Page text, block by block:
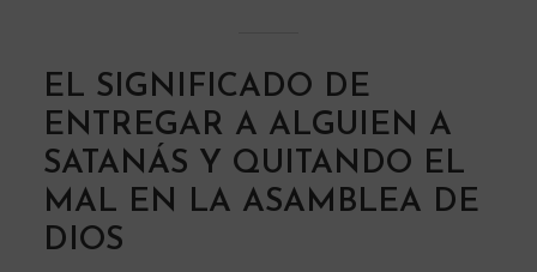
EL SIGNIFICADO DE
ENTREGAR A ALGUIEN A
SATANÁS Y QUITANDO EL
MAL EN LA ASAMBLEA DE
DIOS